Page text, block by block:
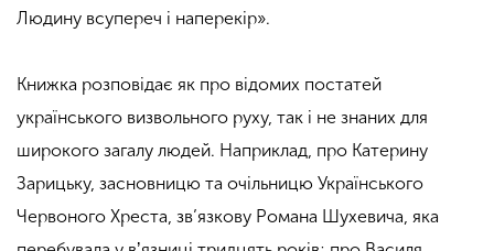
Людину всупереч і наперекір».
Книжка розповідає як про відомих постатей
українського визвольного руху, так і не знаних для
широкого загалу людей. Наприклад, про Катерину
Зарицьку, засновницю та очільницю Українського
Червоного Хреста, зв’язкову Романа Шухевича, яка